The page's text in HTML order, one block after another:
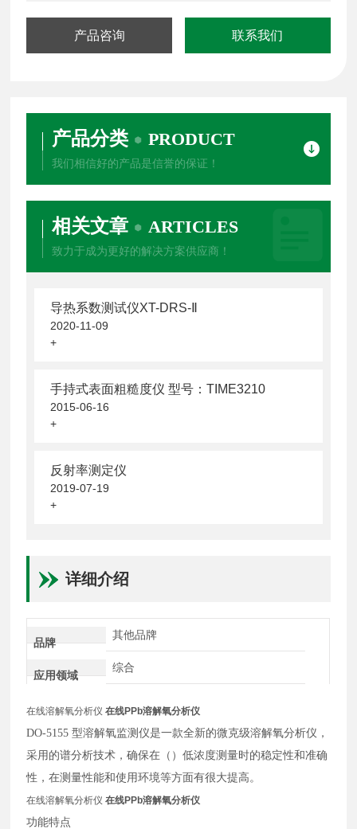
产品咨询 联系我们
产品分类 PRODUCT
我们相信好的产品是信誉的保证！
相关文章 ARTICLES
致力于成为更好的解决方案供应商！
导热系数测试仪XT-DRS-Ⅱ
2020-11-09
+
手持式表面粗糙度仪 型号：TIME3210
2015-06-16
+
反射率测定仪
2019-07-19
+
详细介绍
品牌
其他品牌
应用领域
综合
在线溶解氧分析仪在线PPb溶解氧分析仪
DO-5155 型溶解氧监测仪是一款全新的微克级溶解氧分析仪，
采用的谱分析技术，确保在（）低浓度测量时的稳定性和准确
性，在测量性能和使用环境等方面有很大提高。
在线溶解氧分析仪在线PPb溶解氧分析仪
功能特点